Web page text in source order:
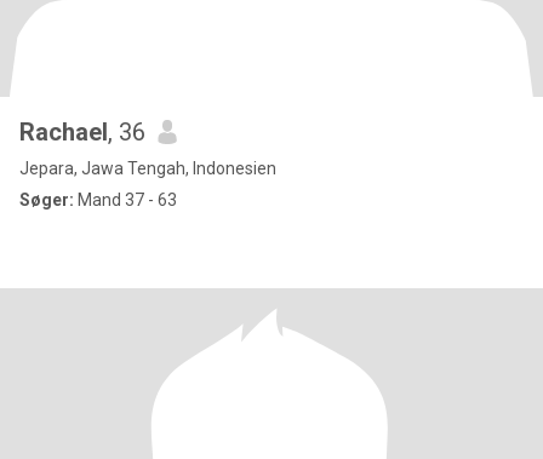
Rachael, 36
Jepara, Jawa Tengah, Indonesien
Søger: Mand 37 - 63